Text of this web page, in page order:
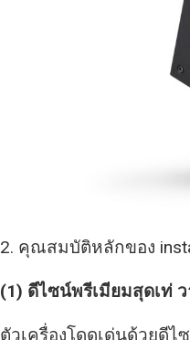
2. คุณสมบัติหลักของ
(1) ดีไซน์พรีเมียมสุดเท่
ตัวเครื่องโดดเด่นด้วยดี